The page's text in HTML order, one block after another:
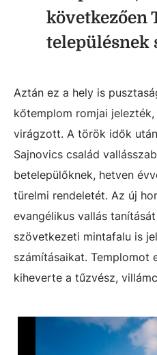
következően
településnek
Aztán ez a hely is
kőtemplom romjai
virágzott. A török idők
Sajnovics család
betelepülőknek, hetven
türelmi rendeletét. Az új
evangélikus vallás
szövetkezeti mintafalu is
számításaikat. Templomot
kiheverte a tűzvész,